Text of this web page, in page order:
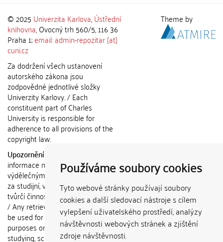
Používáme soubory cookies
Tyto webové stránky používají soubory
cookies a další sledovací nástroje s cílem
vylepšení uživatelského prostředí, analýzy
návštěvnosti webových stránek a zjištění
zdroje návštěvnosti.
© 2025 Univerzita Karlova,Ústřední
knihovna, Ovocný trh 560/5, 116 36
Praha 1;email: admin-repozitar [at]
cuni.cz
Za dodržení všech ustanovení
autorského zákona jsou
zodpovědné jednotlivé složky
Univerzity Karlovy. / Each
constituent part of Charles
University is responsible for
adherence to all provisions of the
copyright law.
Upozornění / Notice:
informace nemohou být použity k
výdělečným účelům nebo vydávány
za studijní, vědeckou nebo jinou
tvůrčí činnost jiné osoby než autora.
/ Any retrieved information shall not
be used for any commercial
purposes or claimed as results of
studying, scientific or any other
Theme by